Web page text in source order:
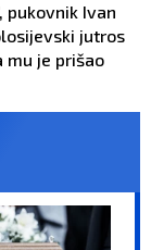
pukovnik Ivan
jutros
mu je prišao